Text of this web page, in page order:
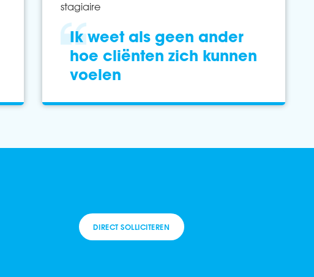
stagiaire
Ik weet als geen ander
hoe cliënten zich kunnen
voelen
DIRECT SOLLICITEREN